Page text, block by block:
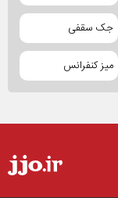
جک سقفی
میز کنفرانس